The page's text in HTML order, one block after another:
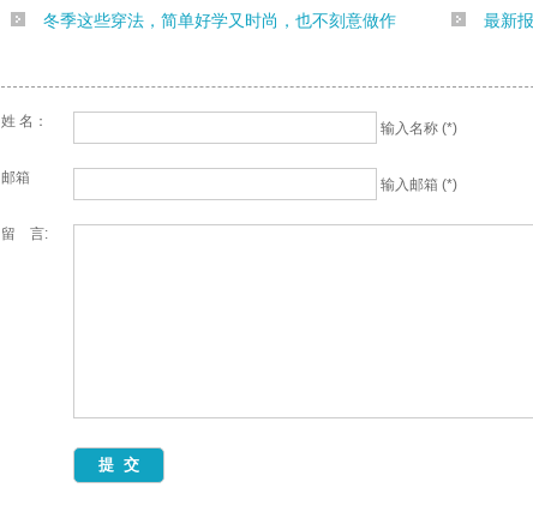
冬季这些穿法，简单好学又时尚，也不刻意做作
最新
姓 名： 输入名称 (*)
邮箱 输入邮箱 (*)
留 言: